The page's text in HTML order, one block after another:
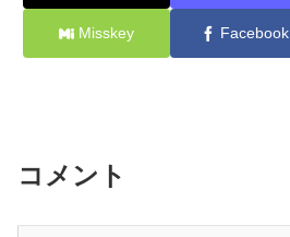
Misskey Facebook
コメント